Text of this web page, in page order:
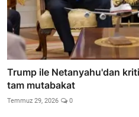
Trump ile Netanyahu'dan
tam mutabakat
Temmuz 29, 2026 0